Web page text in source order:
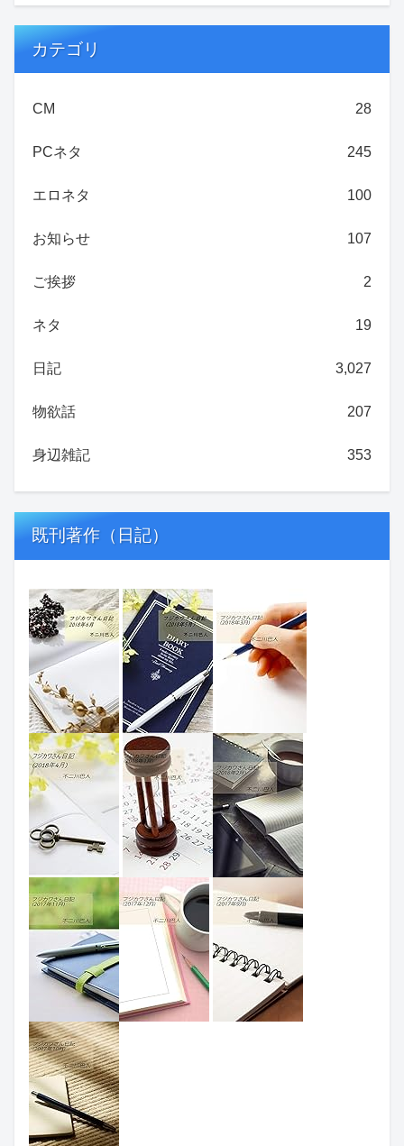
カテゴリ
CM 28
PCネタ 245
エロネタ 100
お知らせ 107
ご挨拶 2
ネタ 19
日記 3,027
物欲話 207
身辺雑記 353
既刊著作（日記）